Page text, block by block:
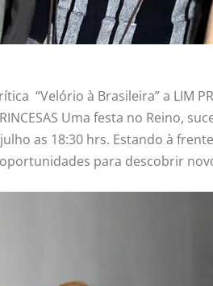
“Velório à Brasileira” a LIM
Uma festa no Reino,
as 18:30 hrs. Estando à
oportunidades para descobrir